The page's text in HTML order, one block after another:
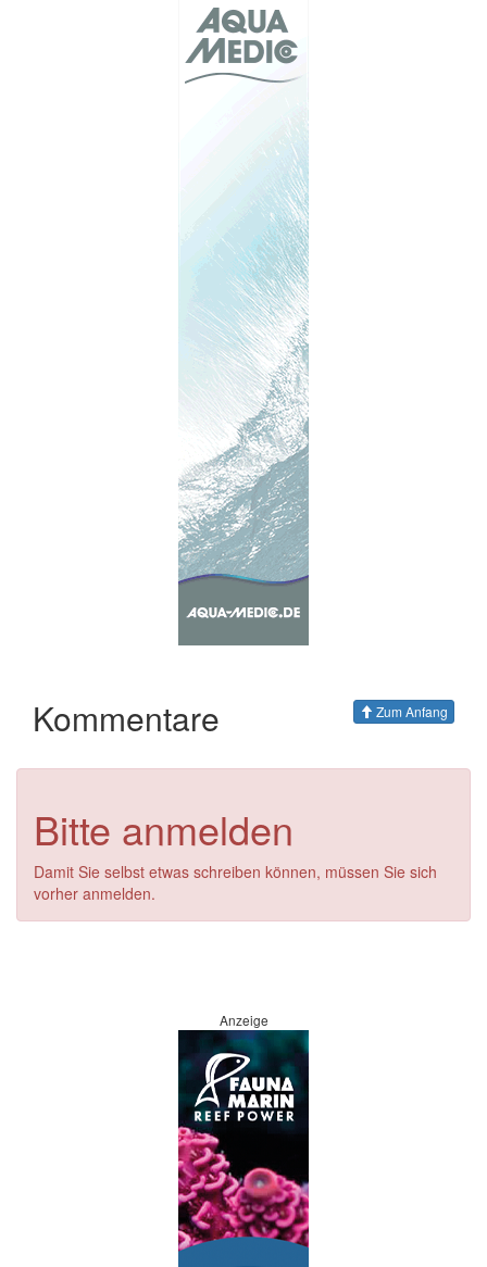
Kommentare Zum Anfang
Bitte anmelden
Damit Sie selbst etwas schreiben können, müssen Sie sich
vorher anmelden.
Anzeige